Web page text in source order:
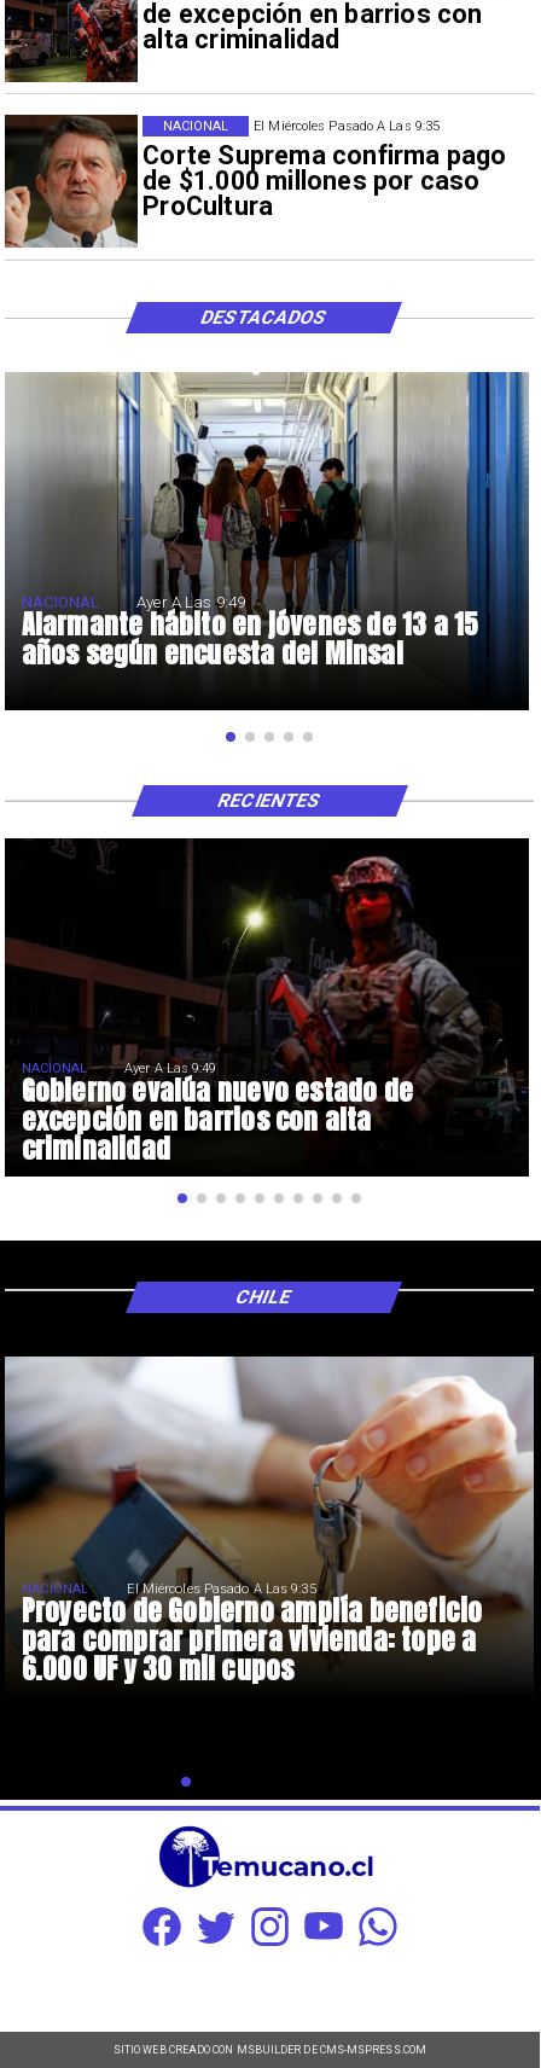
de excepción en barrios con
alta criminalidad
El Miércoles Pasado A Las 9:35
Corte Suprema confirma pago
de $1.000 millones por caso
ProCultura
NACIONAL
Alarmante hábito en jóvenes de 13 a 15
años según encuesta del Minsal
NACIONAL Ayer A Las 9:49
DESTACADOS
Gobierno evalúa nuevo estado de
excepción en barrios con alta
criminalidad
NACIONAL Ayer A Las 9:49
RECIENTES
Proyecto de Gobierno amplía beneficio
para comprar primera vivienda: tope a
6.000 UF y 30 mil cupos
NACIONAL El Miércoles Pasado A Las 9:35
CHILE
SITIO WEB CREADO CON MSBUILDER DE CMS-MSPRESS.COM